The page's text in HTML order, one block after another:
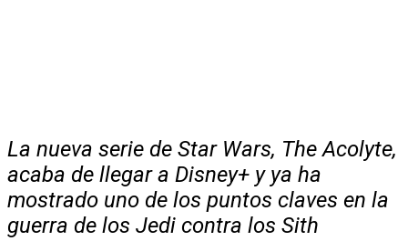
La nueva serie de Star Wars, The Acolyte,
acaba de llegar a Disney+ y ya ha
mostrado uno de los puntos claves en la
guerra de los Jedi contra los Sith